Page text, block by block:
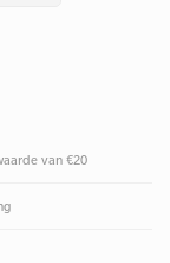
van €20